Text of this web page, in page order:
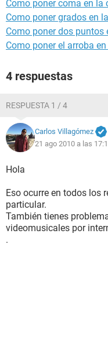
Como poner coma en la
Como poner grados en
Como poner dos puntos
Como poner el arroba
4 respuestas
RESPUESTA 1 / 4
Carlos Villagómez
21 ago 2010 a las
Hola
Eso ocurre en todos los
particular.
También tienes
videomusicales por
.